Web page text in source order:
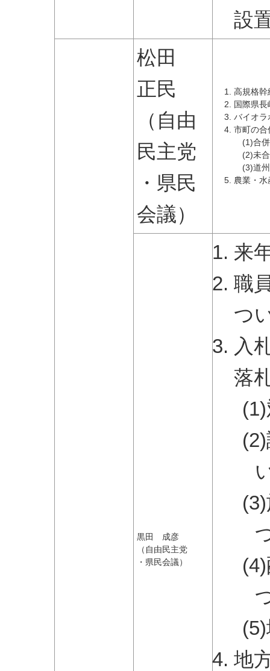
設
松田
正民
（自由
民主党
・県民
会議）
高規格幹
国際県
バイオラ
市町の合
(1)合
(2)未
(3)道
農業・
黒田 成彦
（自由民主党
・県民会議）
来
職
つ
入
落
地